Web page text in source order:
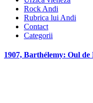
Rock Andi
Rubrica lui Andi
Contact
Categorii
1907, Barthélemy: Oul de